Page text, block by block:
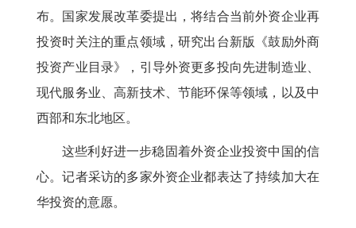
布。国家发展改革委提出，将结合当前外资企业再
投资时关注的重点领域，研究出台新版《鼓励外商
投资产业目录》，引导外资更多投向先进制造业、
现代服务业、高新技术、节能环保等领域，以及中
西部和东北地区。
这些利好进一步稳固着外资企业投资中国的信
心。记者采访的多家外资企业都表达了持续加大在
华投资的意愿。